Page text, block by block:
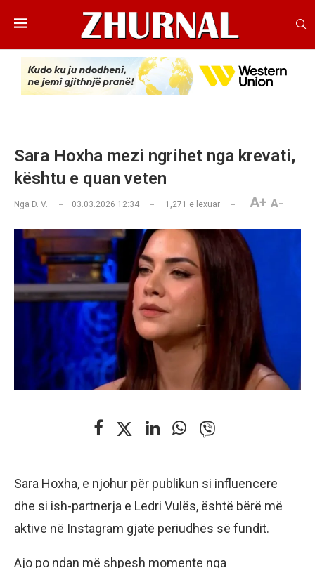
Sara Hoxha mezi ngrihet nga krevati,
kështu e quan veten
Nga D. V. 03.03.2026 12:34 1,271 e lexuar A+ A-
Sara Hoxha, e njohur për publikun si influencere
dhe si ish-partnerja e Ledri Vulës, është bërë më
aktive në Instagram gjatë periudhës së fundit.
Ajo po ndan më shpesh momente nga